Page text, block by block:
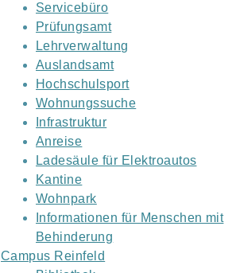
Servicebüro
Prüfungsamt
Lehrverwaltung
Auslandsamt
Hochschulsport
Wohnungssuche
Infrastruktur
Anreise
Ladesäule für Elektroautos
Kantine
Wohnpark
Informationen für Menschen mit
Behinderung
Campus Reinfeld